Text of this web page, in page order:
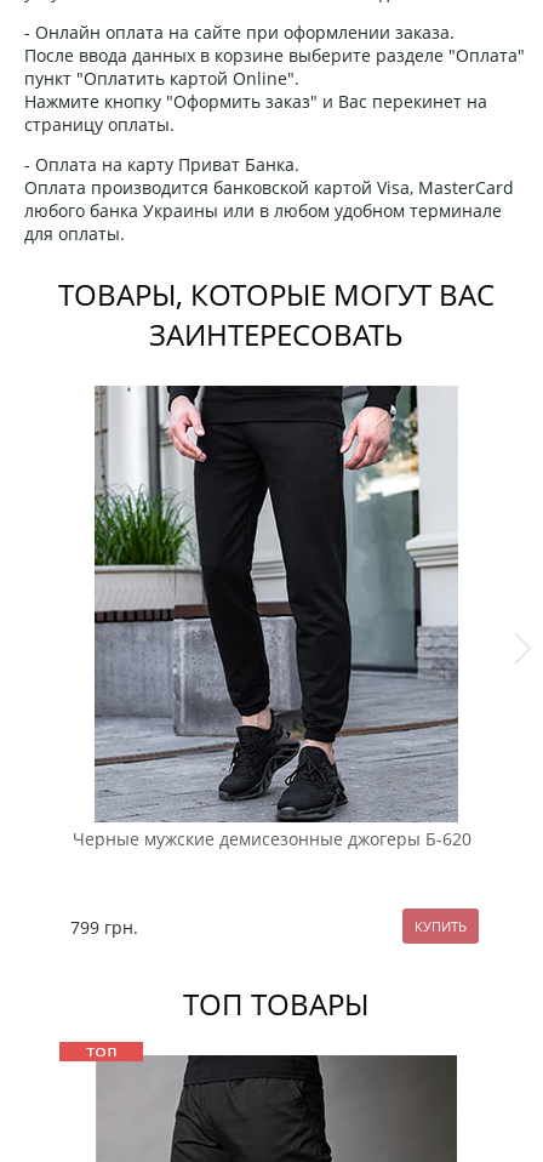
- Онлайн оплата на сайте при оформлении заказа.
После ввода данных в корзине выберите разделе "Оплата"
пункт "Оплатить картой Online".
Нажмите кнопку "Оформить заказ" и Вас перекинет на
страницу оплаты.
- Оплата на карту Приват Банка.
Оплата производится банковской картой Visa, MasterCard
любого банка Украины или в любом удобном терминале
для оплаты.
ТОВАРЫ, КОТОРЫЕ МОГУТ ВАС
ЗАИНТЕРЕСОВАТЬ
Черные мужские демисезонные джогеры Б-620
799 грн.
ТОП ТОВАРЫ